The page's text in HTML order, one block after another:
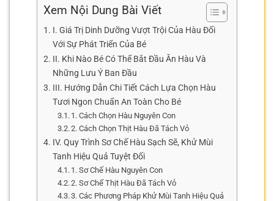
Xem Nội Dung Bài Viết
I. Giá Trị Dinh Dưỡng Vượt Trội Của Hàu Đối
Với Sự Phát Triển Của Bé
II. Khi Nào Bé Có Thể Bắt Đầu Ăn Hàu Và
Những Lưu Ý Ban Đầu
III. Hướng Dẫn Chi Tiết Cách Lựa Chọn Hàu
Tươi Ngon Chuẩn An Toàn Cho Bé
1. Cách Chọn Hàu Nguyên Con
2. Cách Chọn Thịt Hàu Đã Tách Vỏ
IV. Quy Trình Sơ Chế Hàu Sạch Sẽ, Khử Mùi
Tanh Hiệu Quả Tuyệt Đối
1. Sơ Chế Hàu Nguyên Con
2. Sơ Chế Thịt Hàu Đã Tách Vỏ
3. Các Phương Pháp Khử Mùi Tanh Hiệu Quả